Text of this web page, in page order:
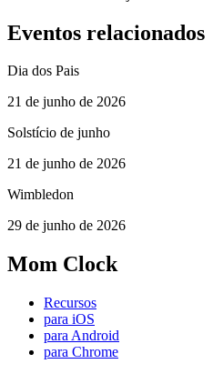
Eventos relacionados
Dia dos Pais
21 de junho de 2026
Solstício de junho
21 de junho de 2026
Wimbledon
29 de junho de 2026
Mom Clock
Recursos
para iOS
para Android
para Chrome